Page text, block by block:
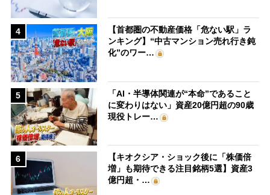
4
【首都圏の不動産価格「危ない駅」ラ
ンキング】“中古マンション売れ行き鈍
化”のワー…
5
「AI・半導体関連が“本命”であること
に変わりはない」資産20億円超の90歳
現役トレー…
6
【キオクシア・ショック後に「株価倍
増」も期待できる注目銘柄5選】資産3
億円超・…